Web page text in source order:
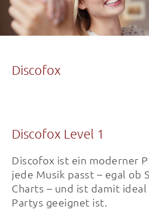
Discofox
Discofox Level 1
Discofox ist ein moderner
jede Musik passt – egal ob
Charts – und ist damit
Partys geeignet ist.